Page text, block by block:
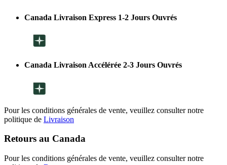
Canada Livraison Express 1-2 Jours Ouvrés
Canada Livraison Accélérée 2-3 Jours Ouvrés
Pour les conditions générales de vente, veuillez consulter notre
politique de Livraison
Retours au Canada
Pour les conditions générales de vente, veuillez consulter notre